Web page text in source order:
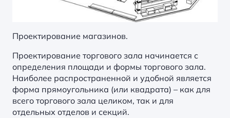
Проектирование магазинов.
Проектирование торгового зала начинается с
определения площади и формы торгового зала.
Наиболее распространенной и удобной является
форма прямоугольника (или квадрата) – как для
всего торгового зала целиком, так и для
отдельных отделов и секций.